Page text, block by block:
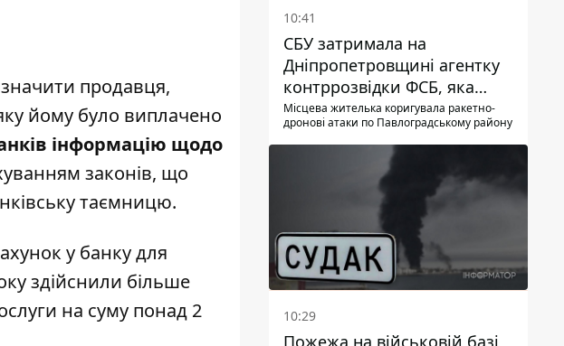
продавця,
йому було виплачено
інформацію щодо
законів, що
таємницю.
у банку для
здійснили більше
на суму понад 2
10:41
СБУ затримала на
Дніпропетровщині агентку
контррозвідки ФСБ, яка
готувала теракти –
шпигувала за військовими
Місцева жителька коригувала ракетно-
дронові атаки по Павлоградському району
10:29